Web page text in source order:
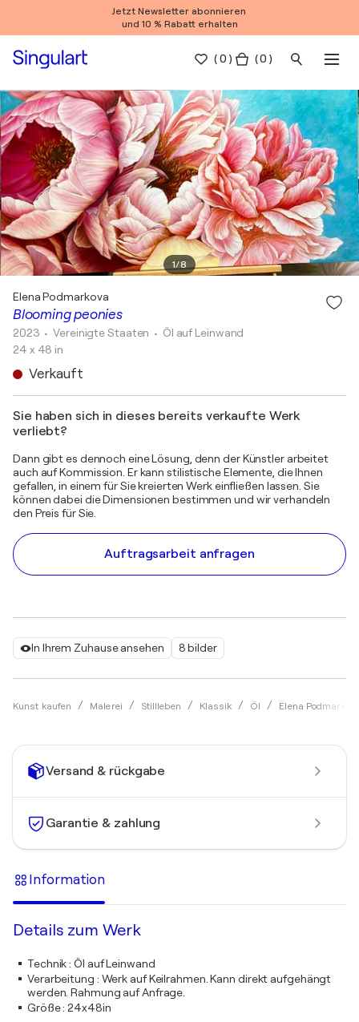
Jetzt Newsletter abonnieren
und 10 % Rabatt erhalten
(0 ) ( 0 )
1/8
In Ihrem Zuhause ansehen 8 bilder
Kunst kaufen Malerei Stillleben Klassik Öl Elena
Blooming peonies
Elena Podmarkova
2023 • Vereinigte Staaten • Öl auf Leinwand
24 x 48 in
Verkauft
Sie haben sich in dieses bereits verkaufte Werk
verliebt?
Dann gibt es dennoch eine Lösung, denn der Künstler arbeitet
auch auf Kommission. Er kann stilistische Elemente, die Ihnen
gefallen, in einem für Sie kreierten Werk einfließen lassen. Sie
können dabei die Dimensionen bestimmen und wir verhandeln
den Preis für Sie.
Auftragsarbeit anfragen
Versand & rückgabe
Garantie & zahlung
Information
Details zum Werk
Technik:Öl auf Leinwand
Verarbeitung : Werk auf Keilrahmen. Kann direkt aufgehängt
werden. Rahmung auf Anfrage.
Größe: 24x48in